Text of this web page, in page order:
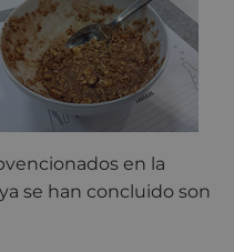
en la
se han concluido son